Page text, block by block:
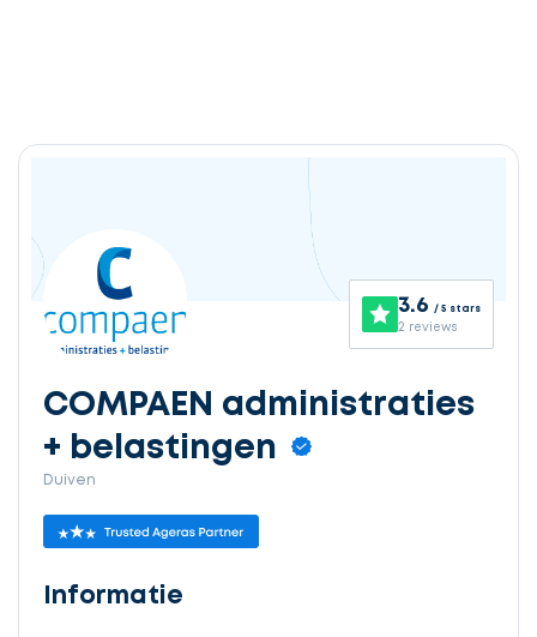
3.6 / 5 stars
2 reviews
COMPAEN administraties
+ belastingen
Duiven
Informatie